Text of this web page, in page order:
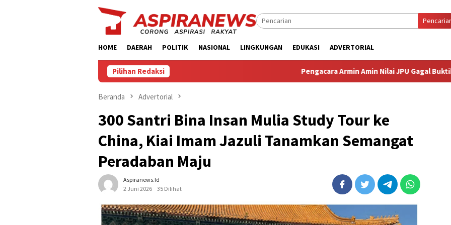
HOME DAERAH POLITIK NASIONAL LINGKUNGAN EDUKASI ADVERTORIAL
Pilihan Redaksi ‎Pengacara Armin Amin Nilai JPU Gagal Buktikan Dakwaannya,
Beranda Advertorial
300 Santri Bina Insan Mulia Study Tour ke
China, Kiai Imam Jazuli Tanamkan Semangat
Peradaban Maju
Aspiranews.id
2 Juni 2026
35 Dilihat